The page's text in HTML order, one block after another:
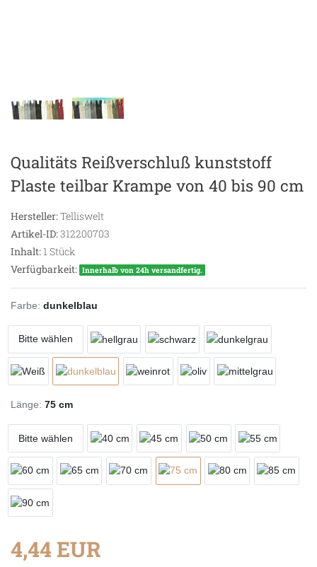
Qualitäts Reißverschluß kunststoff
Plaste teilbar Krampe von 40 bis 90 cm
Hersteller:Telliswelt
Artikel-ID:312200703
Inhalt:1 Stück
Verfügbarkeit: Innerhalb von 24h versandfertig.
Farbe: dunkelblau
Bitte wählen
Länge: 75 cm
Bitte wählen
4,44 EUR